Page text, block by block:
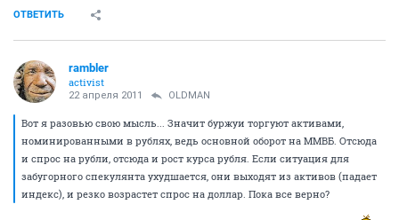
ОТВЕТИТЬ
rambler
activist
22 апреля 2011 OLDMAN
Вот я разовью свою мысль... Значит буржуи торгуют активами,
номинированными в рублях, ведь основной оборот на ММВБ. Отсюда
и спрос на рубли, отсюда и рост курса рубля. Если ситуация для
забугорного спекулянта ухудшается, они выходят из активов (падает
индекс), и резко возрастет спрос на доллар. Пока все верно?